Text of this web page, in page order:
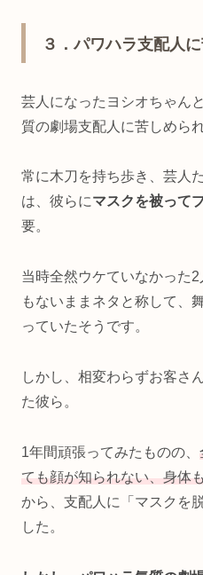
３．パワハラ支配人
芸人になったヨシオちゃん
質の劇場支配人に苦しめら
常に木刀を持ち歩き、芸人
は、彼らにマスクを被って
要。
当時全然ウケていなかった
もないままネタと称して、
っていたそうです。
しかし、相変わらずお客さ
た彼ら。
1年間頑張ってみたものの、
ても顔が知られない、身体
から、支配人に「マスクを
した。